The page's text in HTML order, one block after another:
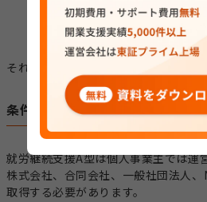
設備基準を満たす
運営基準を満たす
それぞれ詳しく解説していきます。
条件1：法人格を有している
就労継続支援A型は個人事業主では運
株式会社、合同会社、一般社団法人
取得する必要があります。